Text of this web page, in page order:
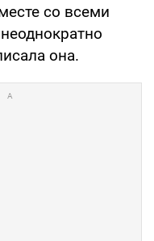
со всеми
она.